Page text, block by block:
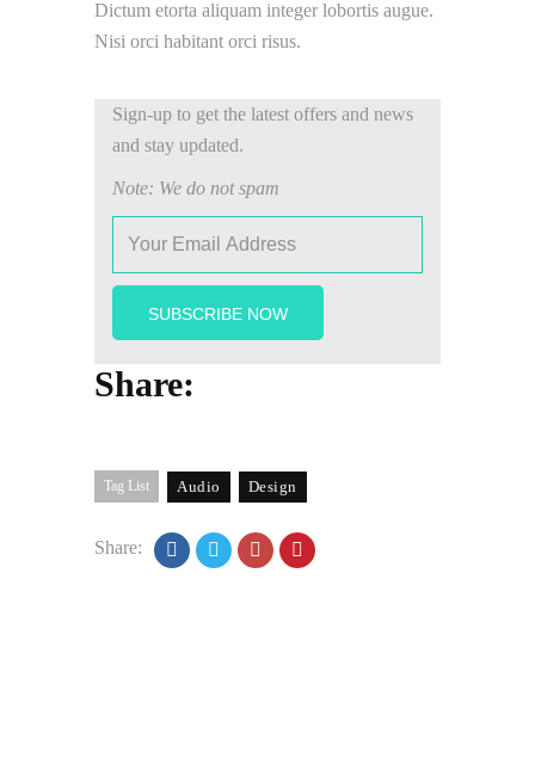
Dictum etorta aliquam integer lobortis augue.
Nisi orci habitant orci risus.
Sign-up to get the latest offers and news
and stay updated.
Note: We do not spam
Share:
Tag List Audio Design
Share: